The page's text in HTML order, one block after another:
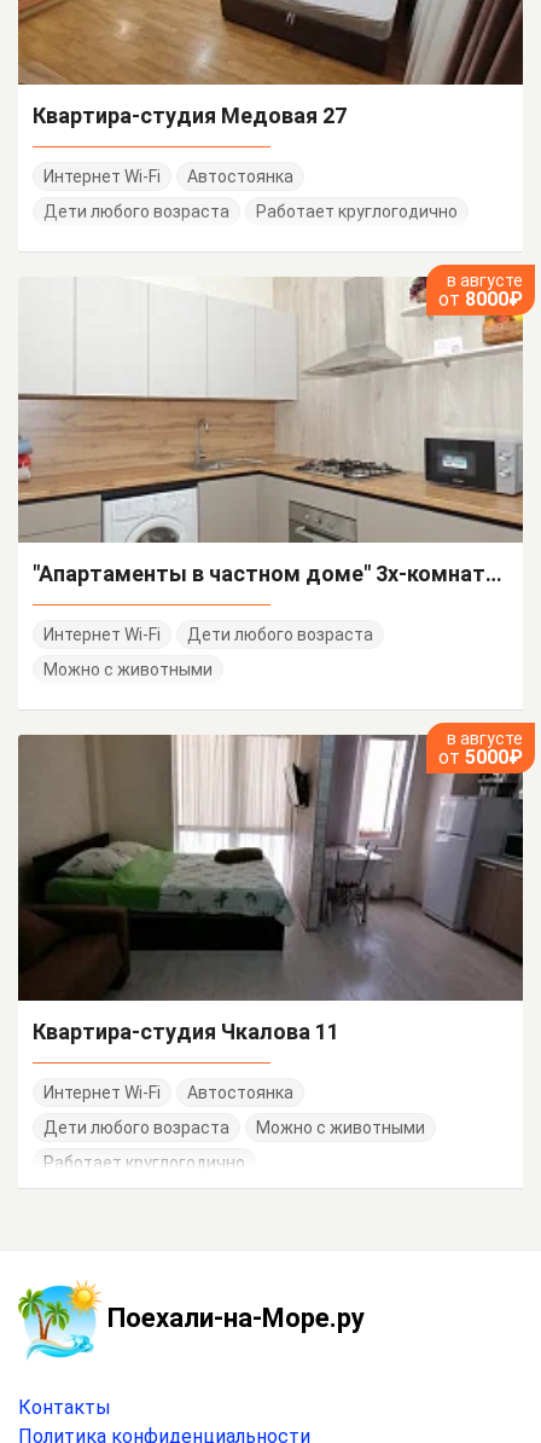
Квартира-студия Медовая 27
Интернет Wi-Fi
Автостоянка
Дети любого возраста
Работает круглогодично
в августе
от 8000₽
"Апартаменты в частном доме" 3х-комнатная квартира
Интернет Wi-Fi
Дети любого возраста
Можно с животными
в августе
от 5000₽
Квартира-студия Чкалова 11
Интернет Wi-Fi
Автостоянка
Дети любого возраста
Можно с животными
Работает круглогодично
Поехали-на-Море.ру
Контакты
Политика конфиденциальности